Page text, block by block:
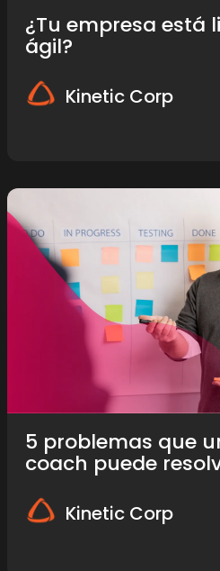
¿Tu empresa está
ágil?
Kinetic Corp
5 problemas que
coach puede
Kinetic Corp